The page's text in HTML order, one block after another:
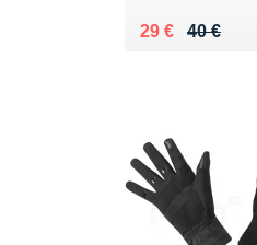
40 €
Au lieu de 40 €
29 €
Vendu 29 €